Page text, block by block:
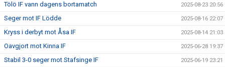
Tölö IF vann dagens bortamatch 2025-08-23 20:56
Seger mot IF Lödde 2025-08-16 22:07
Kryss i derbyt mot Åsa IF 2025-08-14 21:03
Oavgjort mot Kinna IF 2025-06-28 19:37
Stabil 3-0 seger mot Stafsinge IF 2025-06-19 23:21